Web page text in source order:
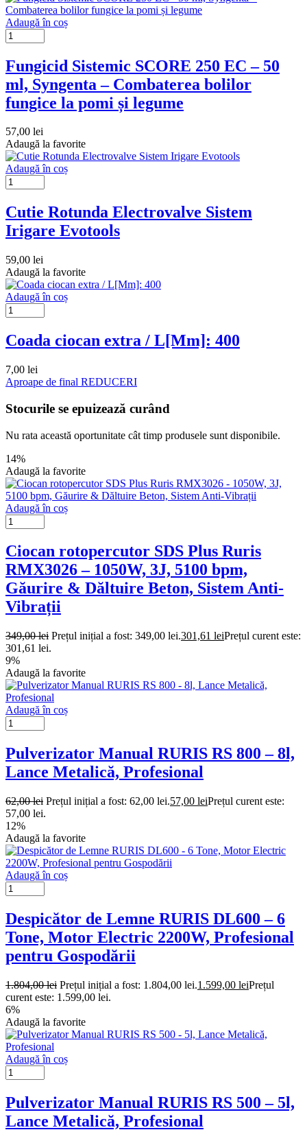
Adaugă în coș
Fungicid Sistemic SCORE 250 EC – 50
ml, Syngenta – Combaterea bolilor
fungice la pomi și legume
57,00 lei
Adaugă la favorite
Adaugă în coș
Cutie Rotunda Electrovalve Sistem
Irigare Evotools
59,00 lei
Adaugă la favorite
Adaugă în coș
Coada ciocan extra / L[Mm]: 400
7,00 lei
Aproape de final REDUCERI
Stocurile se epuizează curând
Nu rata această oportunitate cât timp produsele sunt disponibile.
14%
Adaugă la favorite
Adaugă în coș
Ciocan rotopercutor SDS Plus Ruris
RMX3026 – 1050W, 3J, 5100 bpm,
Găurire & Dăltuire Beton, Sistem Anti-
Vibrații
349,00lei Prețul inițial a fost: 349,00 lei.301,61 leiPrețul curent este:
301,61 lei.
9%
Adaugă la favorite
Adaugă în coș
Pulverizator Manual RURIS RS 800 – 8l,
Lance Metalică, Profesional
62,00lei Prețul inițial a fost: 62,00 lei.57,00 leiPrețul curent este:
57,00 lei.
12%
Adaugă la favorite
Adaugă în coș
Despicător de Lemne RURIS DL600 – 6
Tone, Motor Electric 2200W, Profesional
pentru Gospodării
1.804,00lei Prețul inițial a fost: 1.804,00 lei.1.599,00 leiPrețul
curent este: 1.599,00 lei.
6%
Adaugă la favorite
Adaugă în coș
Pulverizator Manual RURIS RS 500 – 5l,
Lance Metalică, Profesional